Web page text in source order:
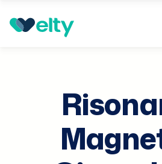
Prenota visita Risonanza